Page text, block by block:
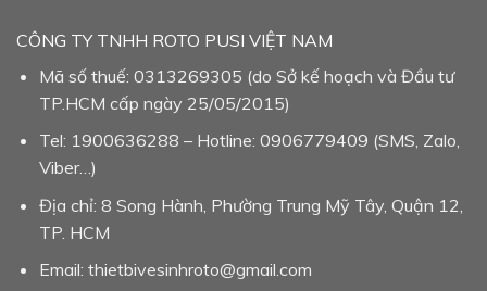
CÔNG TY TNHH ROTO PUSI VIỆT NAM
Mã số thuế: 0313269305 (do Sở kế hoạch và Đầu tư
TP.HCM cấp ngày 25/05/2015)
Tel: 1900636288 – Hotline: 0906779409 (SMS, Zalo,
Viber…)
Địa chỉ: 8 Song Hành, Phường Trung Mỹ Tây, Quận 12,
TP. HCM
Email: thietbivesinhroto@gmail.com